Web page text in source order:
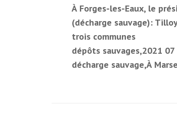
À Forges-les-Eaux, le
(décharge sauvage):
trois communes
dépôts sauvages,2021
décharge sauvage,À